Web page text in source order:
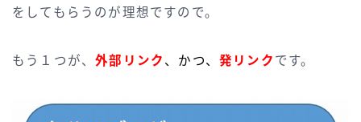
をしてもらうのが理想ですので。
もう１つが、外部リンク 、かつ、発リンク です。